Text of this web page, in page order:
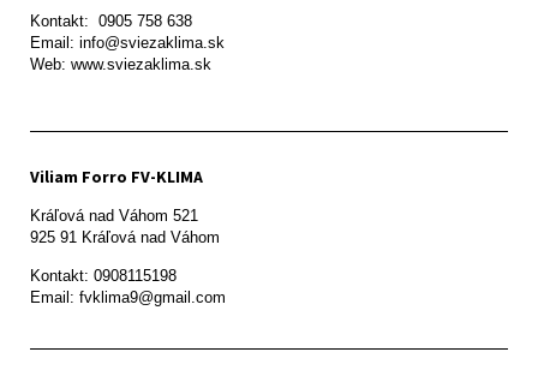
Kontakt:  0905 758 638
Email: info@sviezaklima.sk
Web: www.sviezaklima.sk
Viliam Forro FV-KLIMA
Kráľová nad Váhom 521
Kontakt: 0908115198
Email: fvklima9@gmail.com